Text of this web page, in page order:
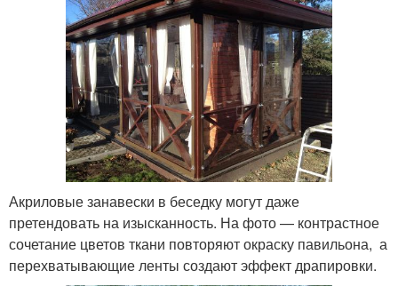
Акриловые занавески в беседку могут даже
претендовать на изысканность. На фото — контрастное
сочетание цветов ткани повторяют окраску павильона, а
перехватывающие ленты создают эффект драпировки.